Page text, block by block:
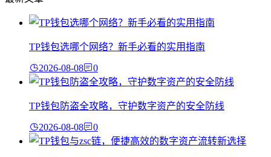
TP钱包选哪个网络？新手必看的实用指南
2026-08-08 0
TP钱包防盗全攻略，守护数字资产的安全防线
2026-08-08 0